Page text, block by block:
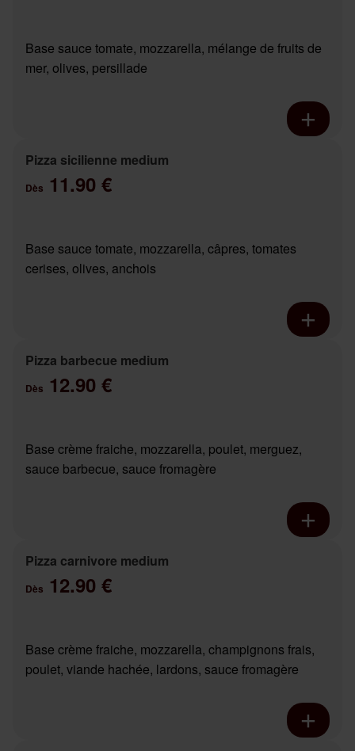
Base sauce tomate, mozzarella, mélange de fruits de
mer, olives, persillade
Pizza sicilienne medium
Dès 11.90 €
Base sauce tomate, mozzarella, câpres, tomates
cerises, olives, anchois
Pizza barbecue medium
Dès 12.90 €
Base crème fraiche, mozzarella, poulet, merguez,
sauce barbecue, sauce fromagère
Pizza carnivore medium
Dès 12.90 €
Base crème fraiche, mozzarella, champignons frais,
poulet, viande hachée, lardons, sauce fromagère